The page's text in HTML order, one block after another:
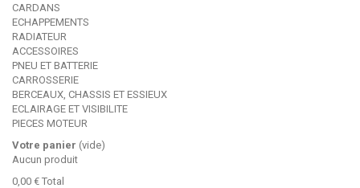
CARDANS
ECHAPPEMENTS
RADIATEUR
ACCESSOIRES
PNEU ET BATTERIE
CARROSSERIE
BERCEAUX, CHASSIS ET ESSIEUX
ECLAIRAGE ET VISIBILITE
PIECES MOTEUR
Votre panier (vide)
Aucun produit
0,00 € Total